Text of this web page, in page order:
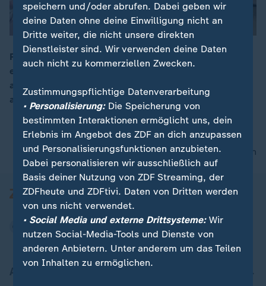
Frauen haben sich ihre politischen Rechte hart
erkämpft. Doch jetzt taucht ein völlig konträrer Trend
auf: Die sogenannten Tradwives zelebrieren ihr Leben
als traditionelle Hausfrauen.
nach oben
speichern und/oder abrufen. Dabei geben wir
deine Daten ohne deine Einwilligung nicht an
Dritte weiter, die nicht unsere direkten
Dienstleister sind. Wir verwenden deine Daten
auch nicht zu kommerziellen Zwecken.
Zustimmungspflichtige Datenverarbeitung
• Personalisierung:Die Speicherung von
bestimmten Interaktionen ermöglicht uns, dein
Erlebnis im Angebot des ZDF an dich anzupassen
und Personalisierungsfunktionen anzubieten.
Dabei personalisieren wir ausschließlich auf
Basis deiner Nutzung von ZDF Streaming, der
ZDFheute und ZDFtivi. Daten von Dritten werden
von uns nicht verwendet.
• Social Media und externe Drittsysteme:Wir
nutzen Social-Media-Tools und Dienste von
anderen Anbietern. Unter anderem um das Teilen
von Inhalten zu ermöglichen.